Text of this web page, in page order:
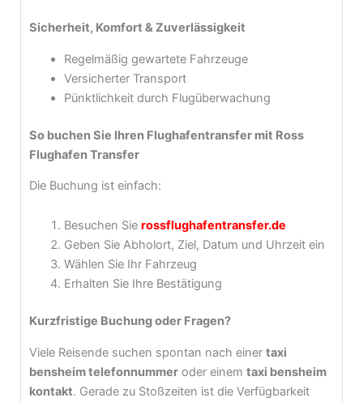
Sicherheit, Komfort & Zuverlässigkeit
Regelmäßig gewartete Fahrzeuge
Versicherter Transport
Pünktlichkeit durch Flugüberwachung
So buchen Sie Ihren Flughafentransfer mit Ross
Flughafen Transfer
Die Buchung ist einfach:
Besuchen Sierossflughafentransfer.de
Geben Sie Abholort, Ziel, Datum und Uhrzeit ein
Wählen Sie Ihr Fahrzeug
Erhalten Sie Ihre Bestätigung
Kurzfristige Buchung oder Fragen?
Viele Reisende suchen spontan nach einer taxi
bensheim telefonnummeroder einem taxi bensheim
kontakt. Gerade zu Stoßzeiten ist die Verfügbarkeit